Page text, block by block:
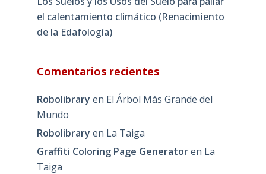
el calentamiento climático (Renacimiento
de la Edafología)
Comentarios recientes
Robolibrary en El Árbol Más Grande del
Mundo
Robolibrary en La Taiga
Graffiti Coloring Page Generatoren La
Taiga